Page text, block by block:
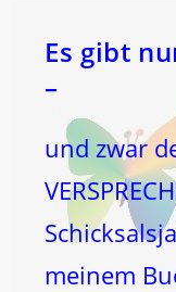
Es gibt
–
und zwar
meinem